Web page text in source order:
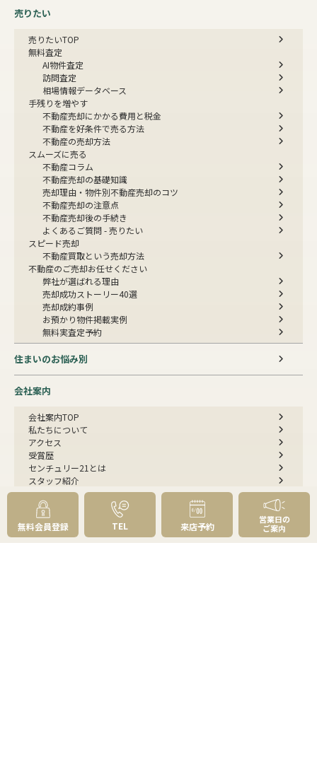
売りたい
売りたいTOP
無料査定
AI物件査定
訪問査定
相場情報データベース
手残りを増やす
不動産売却にかかる費用と税金
不動産を好条件で売る方法
不動産の売却方法
スムーズに売る
不動産コラム
不動産売却の基礎知識
売却理由・物件別不動産売却のコツ
不動産売却の注意点
不動産売却後の手続き
よくあるご質問 - 売りたい
スピード売却
不動産買取という売却方法
不動産のご売却お任せください
弊社が選ばれる理由
売却成功ストーリー40選
売却成約事例
お預かり物件掲載実例
無料実査定予約
住まいのお悩み別
会社案内
会社案内TOP
私たちについて
アクセス
受賞歴
センチュリー21とは
スタッフ紹介
お客様の声
成約事例
スタッフブログ
お知らせ
採用情報
無料会員登録 TEL 来店予約
営業日の
ご案内